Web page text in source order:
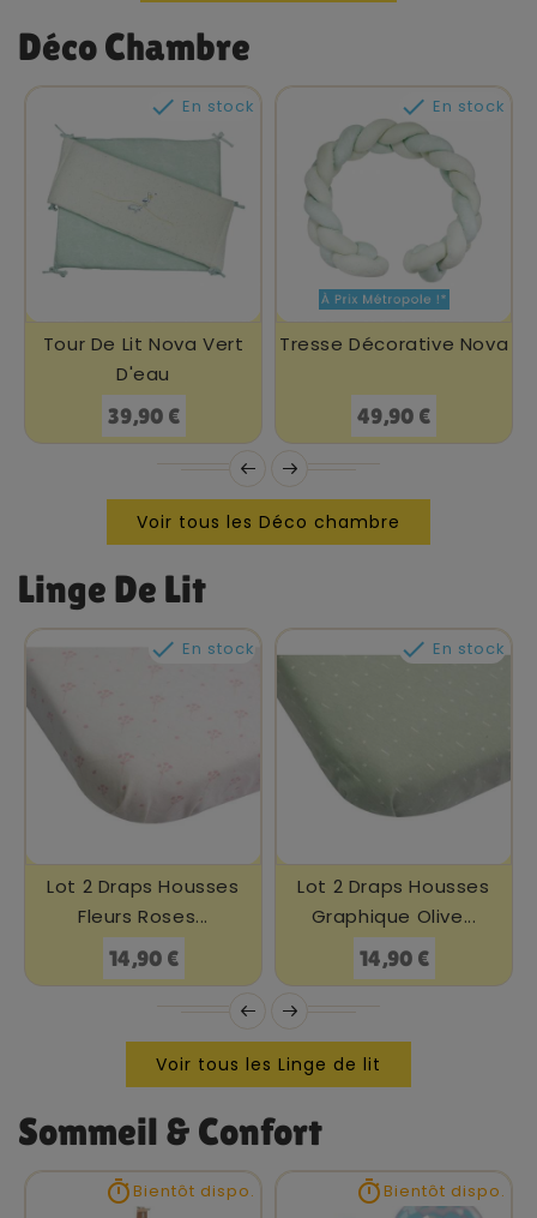
Déco Chambre
 En stock
Tour De Lit Nova Vert
D'eau
Prix
39,90 €
 En stock
Tresse Décorative Nova
Prix
49,90 €
Voir tous les Déco chambre
Linge De Lit
 En stock
Lot 2 Draps Housses
Fleurs Roses...
Prix
14,90 €
 En stock
Lot 2 Draps Housses
Graphique Olive...
Prix
14,90 €
Voir tous les Linge de lit
Sommeil & Confort
Bientôt dispo. Bientôt dispo.